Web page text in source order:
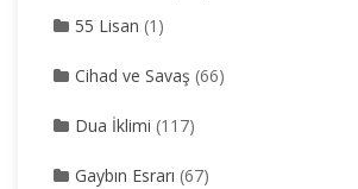
55 Lisan (1)
Cihad ve Savaş (66)
Dua İklimi (117)
Gaybın Esrarı (67)